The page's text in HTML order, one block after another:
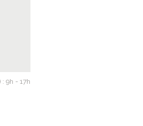
9h - 17h